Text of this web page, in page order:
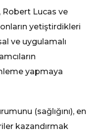
Robert Lucas ve
yetiştirdikleri
ve uygulamalı
yapmaya
(sağlığını), en
kazandırmak